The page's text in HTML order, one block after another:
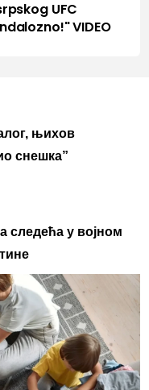
UFC
VIDEO
њихов
снешка”
следећа у војном